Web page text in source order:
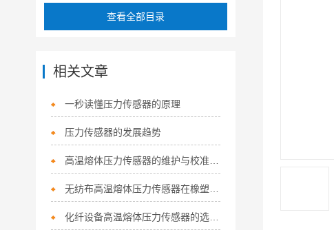
查看全部目录
相关文章
一秒读懂压力传感器的原理
压力传感器的发展趋势
化纤设备高温熔体压力传感器的选择注意事项